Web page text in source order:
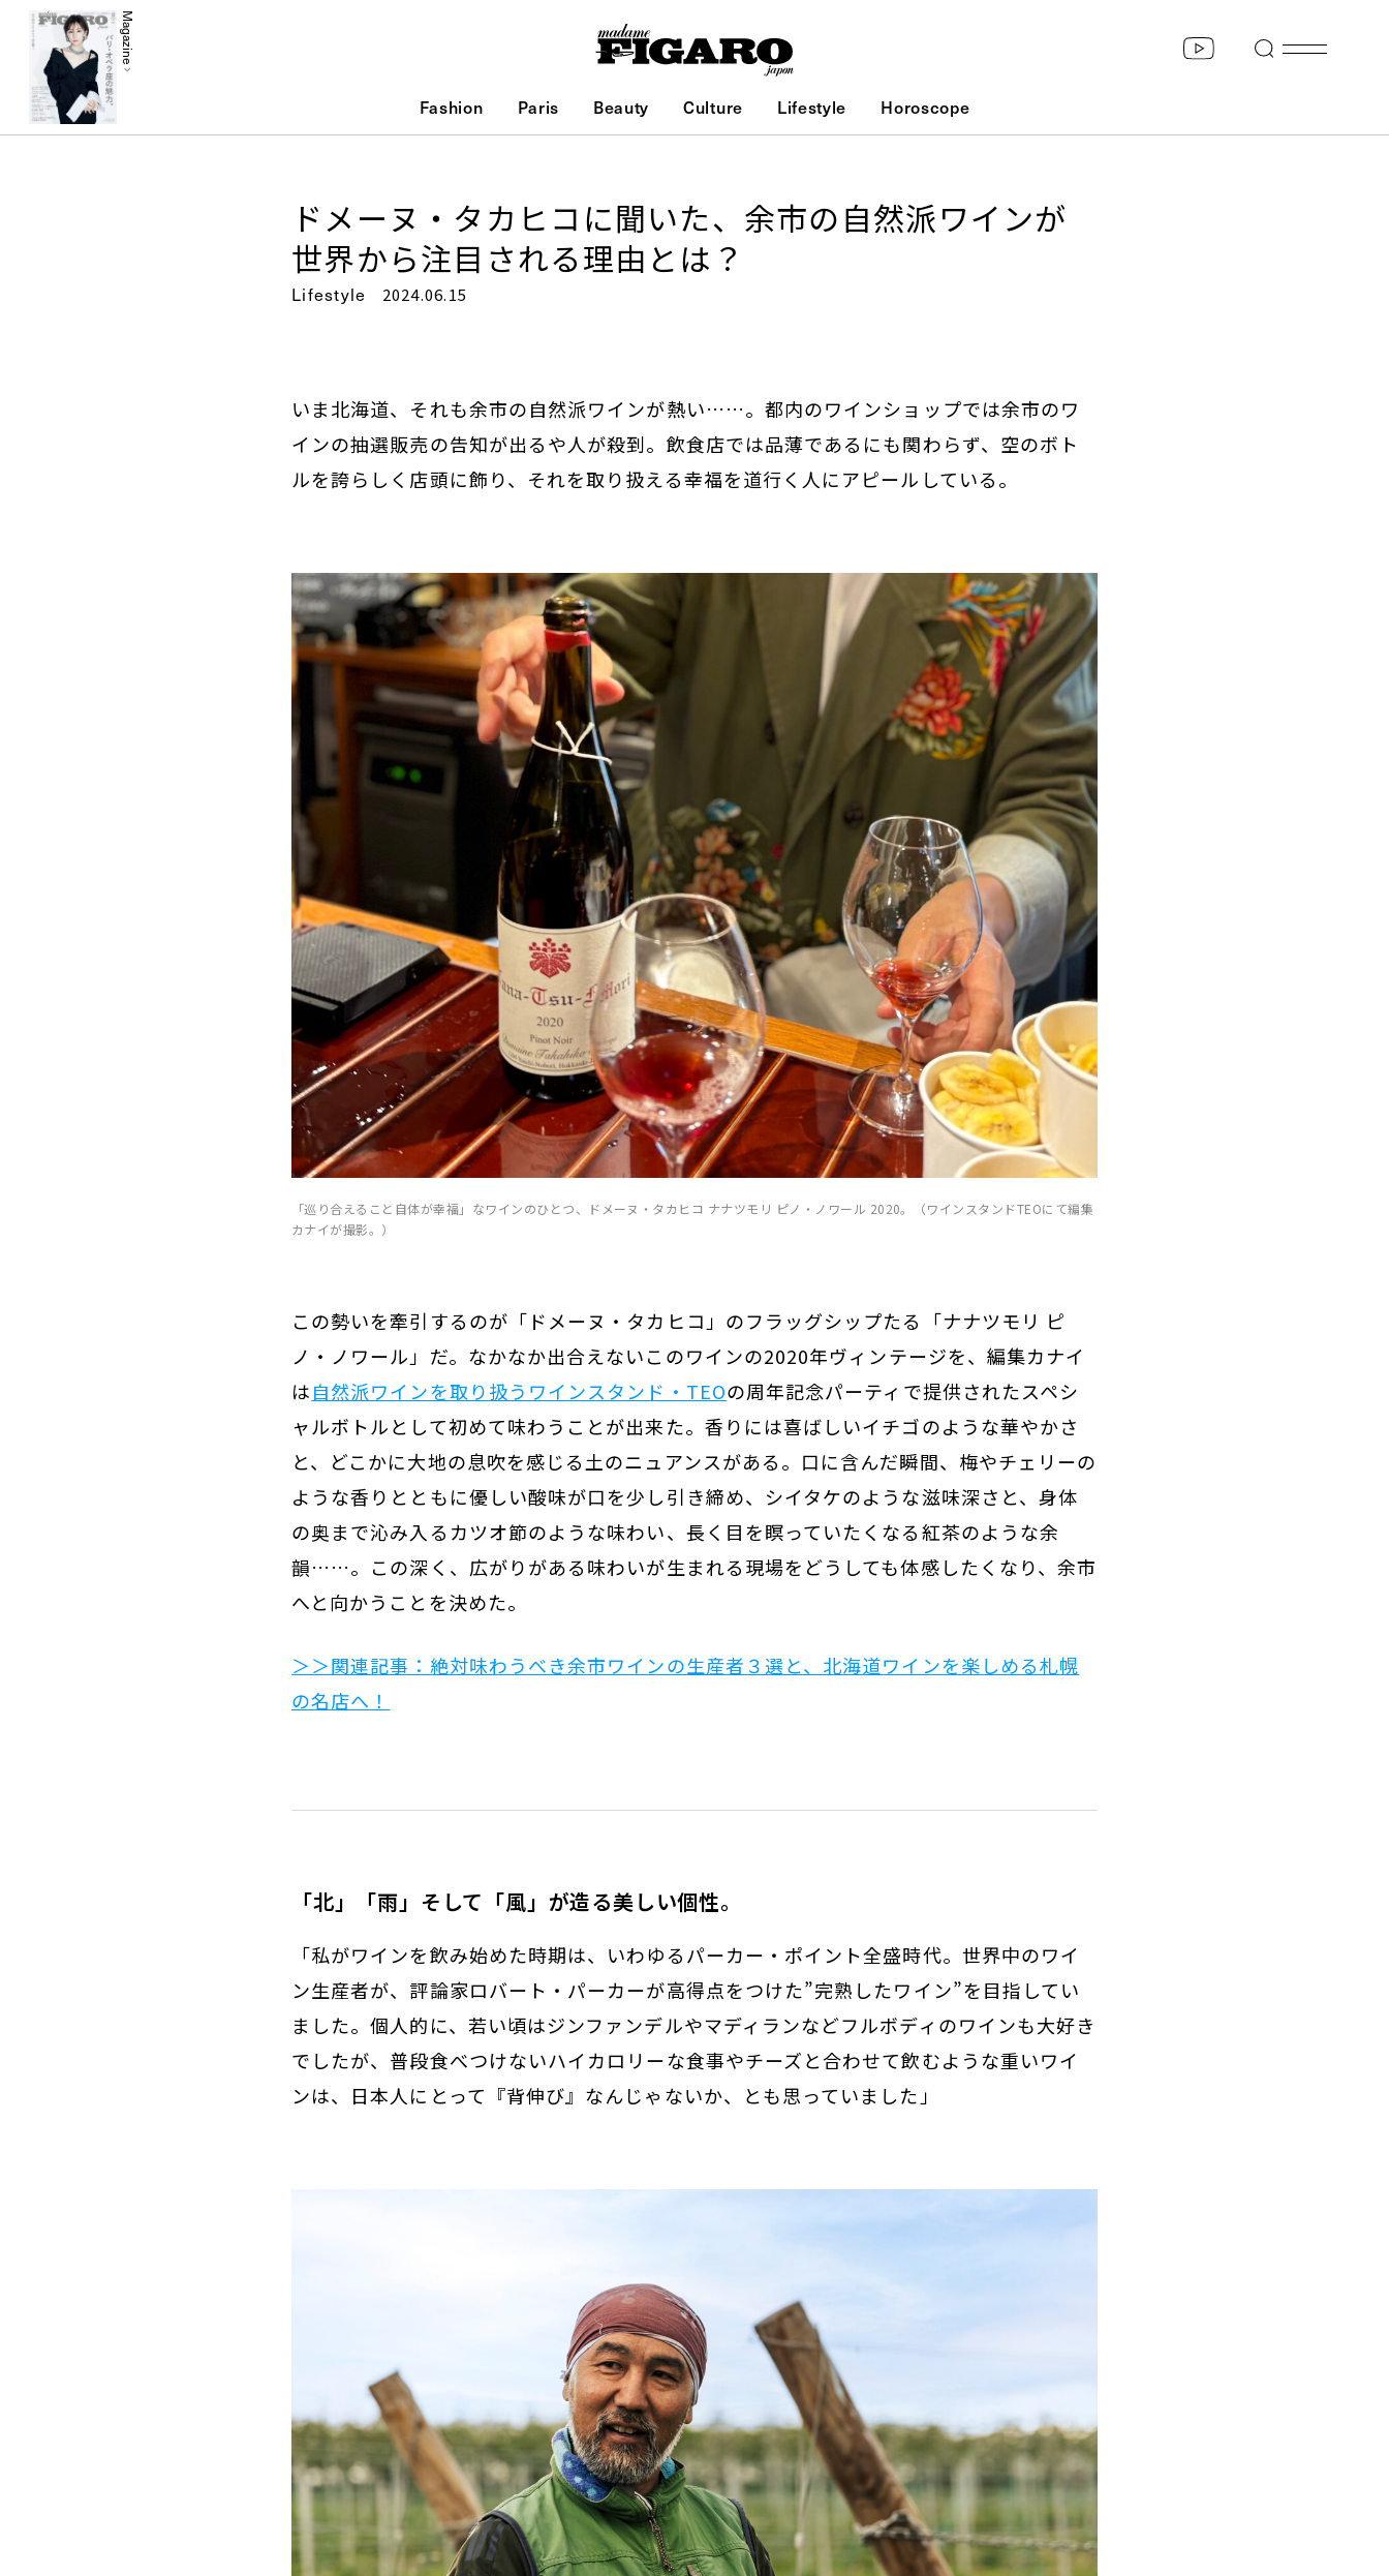
Magazine
Fashion Paris Beauty Culture Lifestyle Horoscope
ドメーヌ・タカヒコに聞いた、余市の自然派ワインが
世界から注目される理由とは？
Lifestyle 2024.06.15
いま北海道、それも余市の自然派ワインが熱い……。都内のワインショップでは余市のワ
インの抽選販売の告知が出るや人が殺到。飲食店では品薄であるにも関わらず、空のボト
ルを誇らしく店頭に飾り、それを取り扱える幸福を道行く人にアピールしている。
「巡り合えること自体が幸福」なワインのひとつ、ドメーヌ・タカヒコ ナナツモリ ピノ・ノワール 2020。（ワインスタンドTEOにて編集
カナイが撮影。）
この勢いを牽引するのが「ドメーヌ・タカヒコ」のフラッグシップたる「ナナツモリ ピ
ノ・ノワール」だ。なかなか出合えないこのワインの2020年ヴィンテージを、編集カナイ
は自然派ワインを取り扱うワインスタンド・TEOの周年記念パーティで提供されたスペシ
ャルボトルとして初めて味わうことが出来た。香りには喜ばしいイチゴのような華やかさ
と、どこかに大地の息吹を感じる土のニュアンスがある。口に含んだ瞬間、梅やチェリーの
ような香りとともに優しい酸味が口を少し引き締め、シイタケのような滋味深さと、身体
の奥まで沁み入るカツオ節のような味わい、長く目を瞑っていたくなる紅茶のような余
韻……。この深く、広がりがある味わいが生まれる現場をどうしても体感したくなり、余市
へと向かうことを決めた。
＞＞関連記事：絶対味わうべき余市ワインの生産者３選と、北海道ワインを楽しめる札幌
の名店へ！
「北」「雨」そして「風」が造る美しい個性。
「私がワインを飲み始めた時期は、いわゆるパーカー・ポイント全盛時代。世界中のワイ
ン生産者が、評論家ロバート・パーカーが高得点をつけた”完熟したワイン”を目指してい
ました。個人的に、若い頃はジンファンデルやマディランなどフルボディのワインも大好き
でしたが、普段食べつけないハイカロリーな食事やチーズと合わせて飲むような重いワイ
ンは、日本人にとって『背伸び』なんじゃないか、とも思っていました」